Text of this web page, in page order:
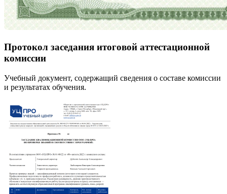
Протокол заседания итоговой аттестационной
комиссии
Учебный документ, содержащий сведения о составе комиссии
и результатах обучения.